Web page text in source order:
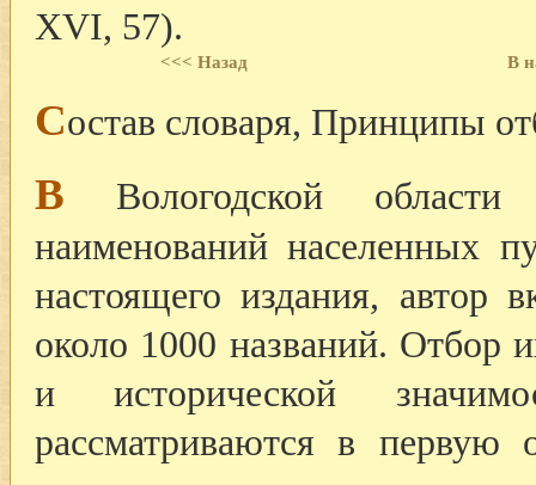
XVI, 57).
<<< Назад В
Состав словаря, Принципы
В Вологодской области
наименований населенных
настоящего издания, автор
около 1000 названий. Отбор
и исторической
рассматриваются в первую